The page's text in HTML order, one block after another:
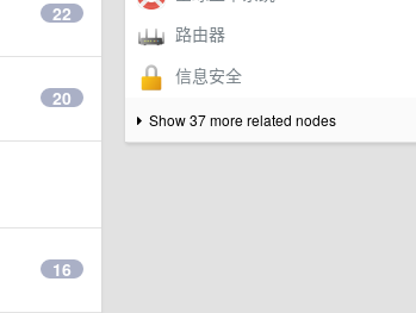
Show 37 more related nodes
22
20
16